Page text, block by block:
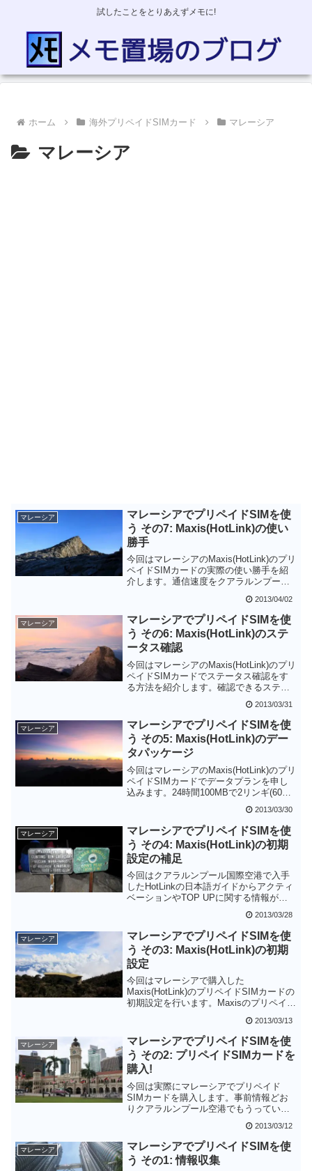
試したことをとりあえずメモに!
ホーム 海外プリペイドSIMカード マレーシア
マレーシア
マレーシア
マレーシアでプリペイドSIMを使
う その7: Maxis(HotLink)の使い
勝手
今回はマレーシアのMaxis(HotLink)のプリ
ペイドSIMカードの実際の使い勝手を紹
介します。通信速度をクアラルンプール
残念ながらあまりスピードが出ませんで
した。しかしながらサービスエリアは十
分なようです。
2013/04/02
マレーシア
マレーシアでプリペイドSIMを使
う その6: Maxis(HotLink)のステ
ータス確認
今回はマレーシアのMaxis(HotLink)のプリ
ペイドSIMカードでステータス確認をす
る方法を紹介します。確認できるステー
2013/03/31
マレーシア
マレーシアでプリペイドSIMを使
う その5: Maxis(HotLink)のデー
タパッケージ
今回はマレーシアのMaxis(HotLink)のプリ
ペイドSIMカードでデータプランを申し
込みます。24時間100MBで2リンギ(60～
2013/03/30
マレーシア
マレーシアでプリペイドSIMを使
う その4: Maxis(HotLink)の初期
設定の補足
今回はクアラルンプール国際空港で入手
したHotLinkの日本語ガイドからアクティ
ベーションやTOP UPに関する情報が書
かれているページを紹介します。ただ
し、25リンギのプリペイドSIMカードが
対象の項目もあるので、5リンギのプリペ
イドSIMカードを買った人は注意する必
要があります。
2013/03/28
マレーシア
マレーシアでプリペイドSIMを使
う その3: Maxis(HotLink)の初期
設定
今回はマレーシアで購入した
Maxis(HotLink)のプリペイドSIMカードの
初期設定を行います。Maxisのプリペイド
トップアップをする必要があります。
2013/03/13
マレーシア
マレーシアでプリペイドSIMを使
う その2: プリペイドSIMカードを
購入!
今回は実際にマレーシアでプリペイド
SIMカードを購入します。事前情報どお
りクアラルンプール空港でもうっていま
ル駅で購入することになりました。携帯
電話会社は日本語ガイドがある
MAXIS(HotLink)としました。
2013/03/12
マレーシア
マレーシアでプリペイドSIMを使
う その1: 情報収集